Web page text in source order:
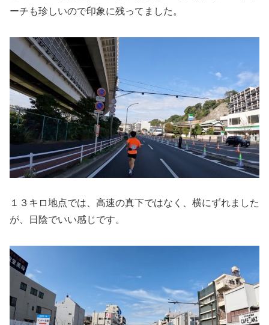
ーチも珍しいので印象に残ってました。
１３キロ地点では、高速の真下ではなく、横にずれました
が、日陰でいい感じです。